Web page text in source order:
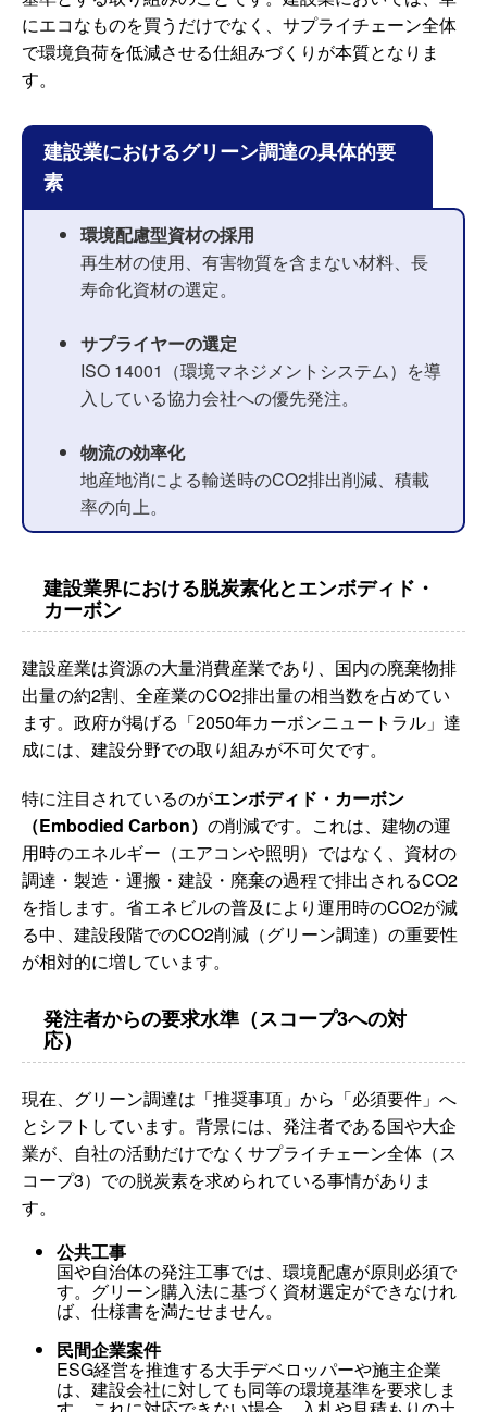
にエコなものを買うだけでなく、サプライチェーン全体
で環境負荷を低減させる仕組みづくりが本質となりま
す。
建設業におけるグリーン調達の具体的要
素
環境配慮型資材の採用
再生材の使用、有害物質を含まない材料、長
寿命化資材の選定。
サプライヤーの選定
ISO 14001（環境マネジメントシステム）を導
入している協力会社への優先発注。
物流の効率化
地産地消による輸送時のCO2排出削減、積載
率の向上。
建設業界における脱炭素化とエンボディド・
カーボン
建設産業は資源の大量消費産業であり、国内の廃棄物排
出量の約2割、全産業のCO2排出量の相当数を占めてい
ます。政府が掲げる「2050年カーボンニュートラル」達
成には、建設分野での取り組みが不可欠です。
特に注目されているのがエンボディド・カーボン
（Embodied Carbon） の削減です。これは、建物の運
用時のエネルギー（エアコンや照明）ではなく、資材の
調達・製造・運搬・建設・廃棄の過程で排出されるCO2
を指します。省エネビルの普及により運用時のCO2が減
る中、建設段階でのCO2削減（グリーン調達）の重要性
が相対的に増しています。
発注者からの要求水準（スコープ3への対
応）
現在、グリーン調達は「推奨事項」から「必須要件」へ
とシフトしています。背景には、発注者である国や大企
業が、自社の活動だけでなくサプライチェーン全体（ス
コープ3）での脱炭素を求められている事情がありま
す。
公共工事
国や自治体の発注工事では、環境配慮が原則必須で
す。グリーン購入法に基づく資材選定ができなけれ
ば、仕様書を満たせません。
民間企業案件
ESG経営を推進する大手デベロッパーや施主企業
は、建設会社に対しても同等の環境基準を要求しま